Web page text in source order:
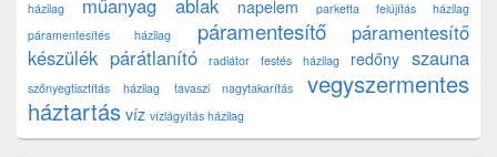
házilag
műanyag ablak napelem
parketta felújítás házilag
páramentesítés házilag
páramentesítő
páramentesítő
készülék párátlanító radiátor festés házilag redőny szauna
szőnyegtisztítás házilag tavaszi nagytakarítás
vegyszermentes
háztartás víz vízlágyítás házilag